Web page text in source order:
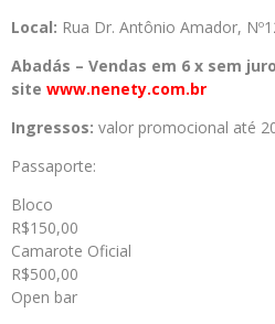
Local: Rua Dr. Antônio Amador,
Abadás – Vendas em 6 x sem
site www.nenety.com.br
Ingressos: valor promocional até
Passaporte:
Bloco
R$150,00
Camarote Oficial
R$500,00
Open bar